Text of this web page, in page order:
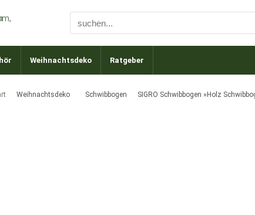
Weihnachtsdeko Ratgeber
Weihnachtsdeko Schwibbogen SIGRO Schwibbogen »Holz